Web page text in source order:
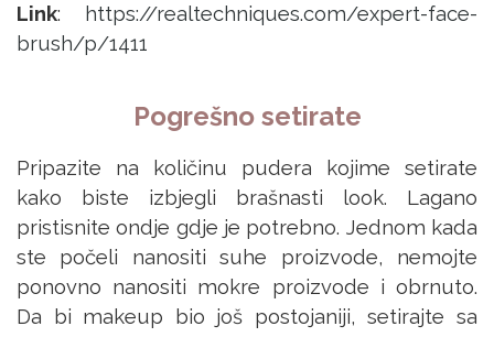
Link:
https://realtechniques.com/expert-face-
brush/p/1411
Pogrešno setirate
Pripazite na količinu pudera kojime setirate
kako biste izbjegli brašnasti look. Lagano
pristisnite ondje gdje je potrebno. Jednom kada
ste počeli nanositi suhe proizvode, nemojte
ponovno nanositi mokre proizvode i obrnuto.
Da bi makeup bio još postojaniji, setirajte sa